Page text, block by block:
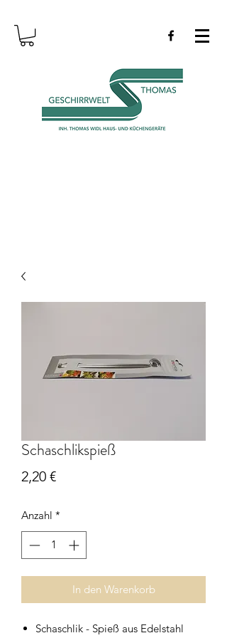
Schaschlikspieß
2,20 €Preis
Anzahl *
In den Warenkorb
Schaschlik - Spieß aus Edelstahl